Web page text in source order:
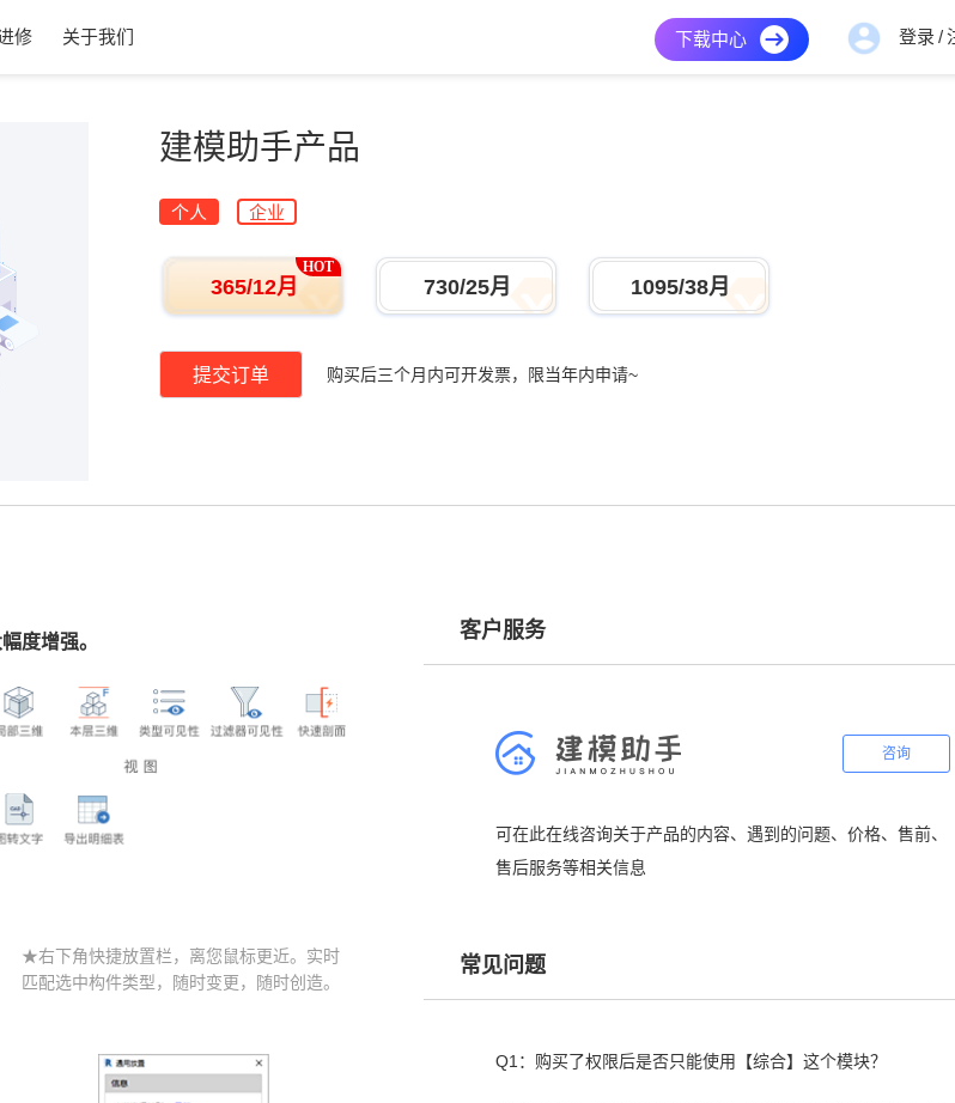
修 关于我们 下载中心 登录 /
建模助手产品
个人 企业
365/12月
HOT
730/25月 1095/38月
提交订单 购买后三个月内可开发票，限当年内申请~
度增强。
★右下角快捷放置栏，离您鼠标更近。实时
匹配选中构件类型，随时变更，随时创造。
客户服务
咨询
可在此在线咨询关于产品的内容、遇到的问题、价格、售前、
售后服务等相关信息
常见问题
Q1：购买了权限后是否只能使用【综合】这个模块？